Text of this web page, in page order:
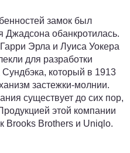
замок был
Джадсона обанкротилась.
Эрла и Луиса Уокера
для разработки
который в 1913
застежки-молнии.
существует до сих пор,
этой компании
Brooks Brothers и Uniqlo.